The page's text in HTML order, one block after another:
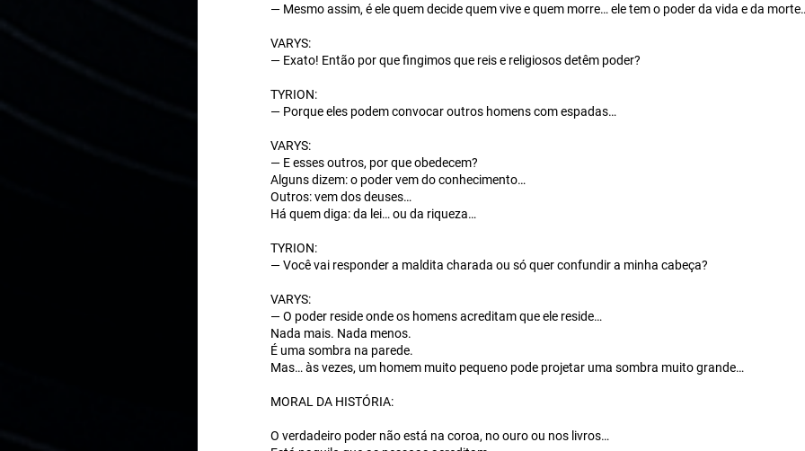
— Mesmo assim, é ele quem decide quem vive e quem morre… ele tem o poder da vida e da
VARYS:
— Exato! Então por que fingimos que reis e religiosos detêm poder?
TYRION:
— Porque eles podem convocar outros homens com espadas…
VARYS:
— E esses outros, por que obedecem?
Alguns dizem: o poder vem do conhecimento…
Outros: vem dos deuses…
Há quem diga: da lei… ou da riqueza…
TYRION:
— Você vai responder a maldita charada ou só quer confundir a minha cabeça?
VARYS:
— O poder reside onde os homens acreditam que ele reside…
Nada mais. Nada menos.
É uma sombra na parede.
Mas… às vezes, um homem muito pequeno pode projetar uma sombra muito grande…
MORAL DA HISTÓRIA:
O verdadeiro poder não está na coroa, no ouro ou nos livros…